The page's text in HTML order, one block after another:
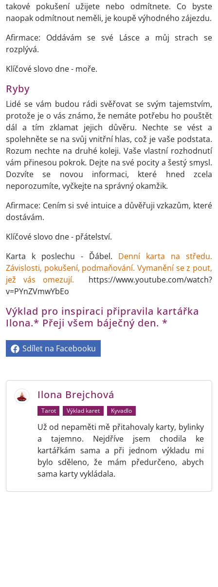
takové pokušení užijete nebo odmítnete. Co byste
naopak odmítnout neměli, je koupě výhodného zájezdu.
Afirmace: Oddávám se své Lásce a můj strach se
rozplývá.
Klíčové slovo dne - moře.
Ryby
Lidé se vám budou rádi svěřovat se svým tajemstvím,
protože je o vás známo, že nemáte potřebu ho pouštět
dál a tím zklamat jejich důvěru. Nechte se vést a
spolehněte se na svůj vnitřní hlas, což je vaše podstata.
Rozum nechte na druhé koleji. Vaše vlastní rozhodnutí
vám přinesou pokrok. Dejte na své pocity a šestý smysl.
Dozvíte se novou informaci, které hned zcela
neporozumíte, vyčkejte na správný okamžik.
Afirmace: Cením si své intuice a důvěřuji vzkazům, které
dostávám.
Klíčové slovo dne - přátelství.
Karta k poslechu - Ďábel. Denní karta na středu.
Závislosti, pokušení, podmaňování. Vymanění se z pout,
jež vás omezují. https://www.youtube.com/watch?
v=PYnZVmwYbEo
Výklad pro inspiraci připravila kartářka
Ilona.* Přeji všem báječný den. *
Sdílet na Facebooku
Ilona Brejchová
Tarot Výklad karet Kyvadlo
Už od nepaměti mě přitahovaly karty, bylinky
a tajemno. Nejdříve jsem chodila ke
kartářkám sama a při jednom výkladu mi
bylo sděleno, že mám předurčeno, abych
sama karty vykládala.